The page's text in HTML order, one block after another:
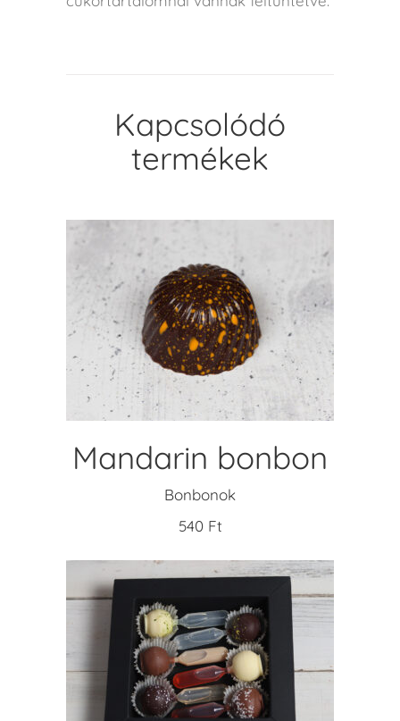
Kapcsolódó
termékek
KOSÁRBA TESZEM
Mandarin bonbon
Bonbonok
540 Ft
KOSÁRBA TESZEM